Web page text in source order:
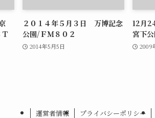
２０１４年５月３日 万博記念
公園/ＦＭ８０２
2014年5月5日
12月
宮下
2009
運営者情報 プライバシーポリシー